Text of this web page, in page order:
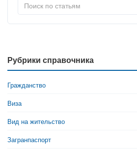
Рубрики справочника
Гражданство
Виза
Вид на жительство
Загранпаспорт